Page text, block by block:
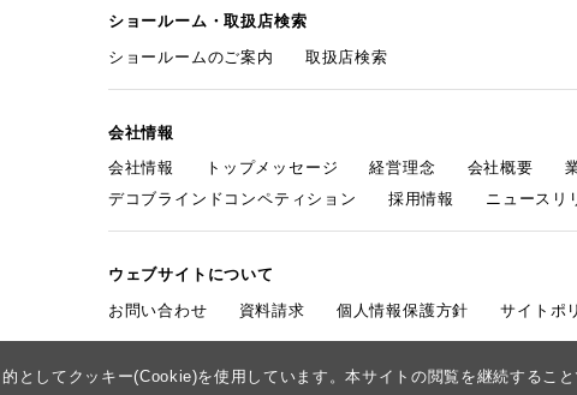
としてクッキー(Cookie)を使用しています。本サイトの閲覧を継続するこ
ショールーム・取扱店検索
ショールームのご案内
取扱店検索
会社情報
会社情報
トップメッセージ 経営理念 会社概要
デコブラインドコンペティション
採用情報 ニュースリ
ウェブサイトについて
お問い合わせ
資料請求 個人情報保護方針 サイトポ